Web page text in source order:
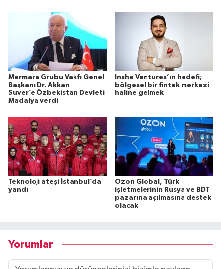
Marmara Grubu Vakfı Genel
Başkanı Dr. Akkan
Suver’e Özbekistan Devleti
Madalya verdi
Insha Ventures’ın hedefi;
bölgesel bir fintek merkezi
haline gelmek
Teknoloji ateşi İstanbul’da
yandı
Ozon Global, Türk
işletmelerinin Rusya ve BDT
pazarına açılmasına destek
olacak
Yorumlar